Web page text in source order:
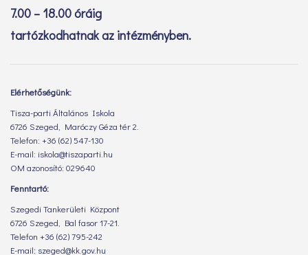
7.00 – 18.00 óráig
tartózkodhatnak az intézményben.
Elérhetőségünk:
Tisza-parti Általános Iskola
6726 Szeged, Maróczy Géza tér 2.
Telefon: +36 (62) 547-130
E-mail: iskola@tiszaparti.hu
OM azonosító: 029640
Fenntartó:
Szegedi Tankerületi Központ
6726 Szeged, Bal fasor 17-21.
Telefon +36 (62) 795-242
E-mail: szeged@kk.gov.hu